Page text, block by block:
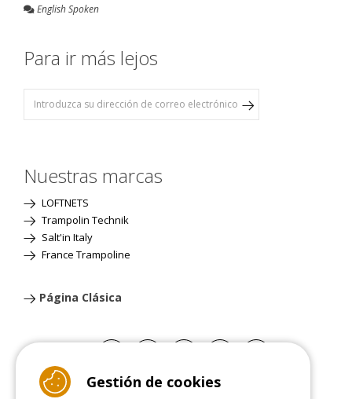
English Spoken
Para ir más lejos
Nuestras marcas
LOFTNETS
Trampolin Technik
Salt'in Italy
France Trampoline
Página Clásica
Gestión de cookies